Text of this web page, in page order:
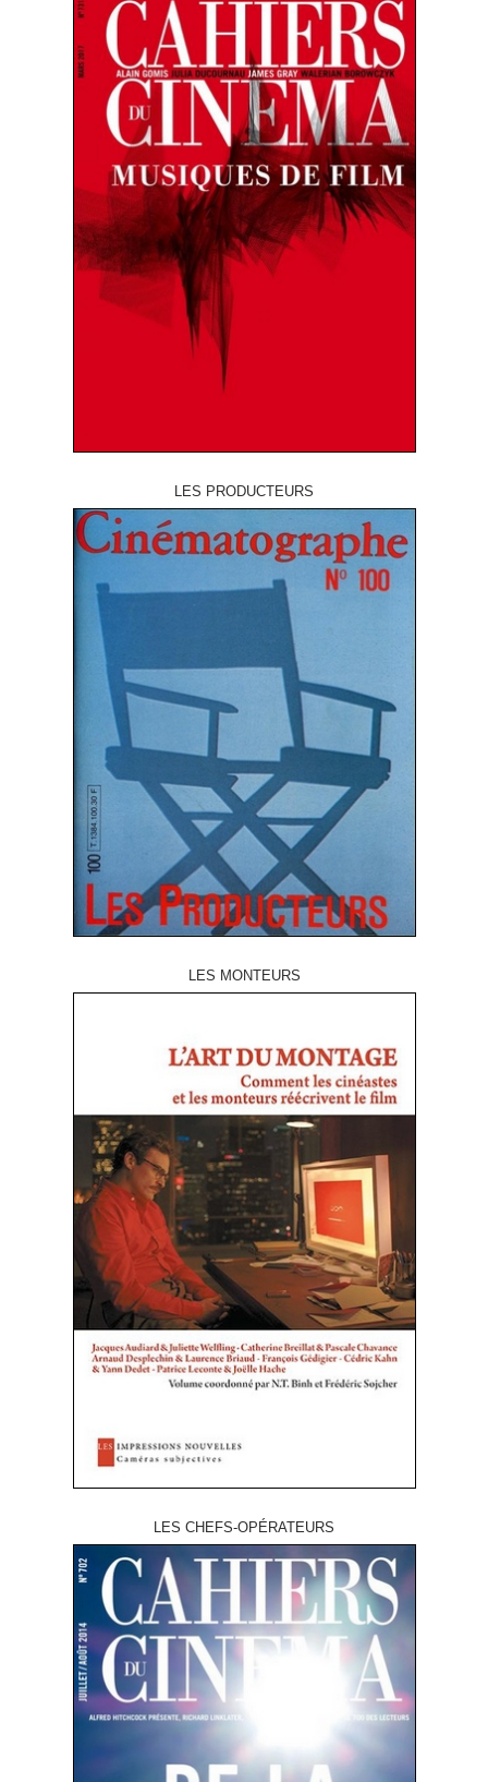
LES PRODUCTEURS
LES MONTEURS
LES CHEFS-OPÉRATEURS